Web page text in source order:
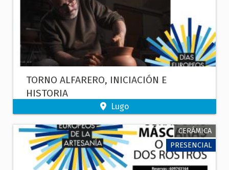
TORNO ALFARERO, INICIACIÓN E
HISTORIA
Lugo
CERÁMICA
PRESENCIAL